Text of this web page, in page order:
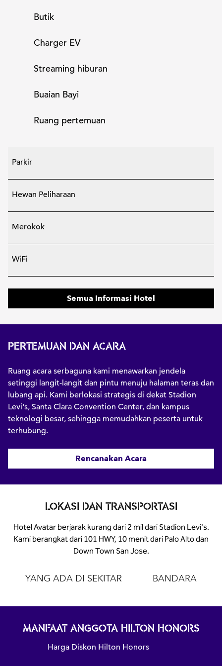
Butik
Charger EV
Streaming hiburan
Buaian Bayi
Ruang pertemuan
Parkir
Hewan Peliharaan
Merokok
WiFi
Semua Informasi Hotel
PERTEMUAN DAN ACARA
Ruang acara serbaguna kami menawarkan jendela
setinggi langit-langit dan pintu menuju halaman teras dan
lubang api. Kami berlokasi strategis di dekat Stadion
Levi's, Santa Clara Convention Center, dan kampus
teknologi besar, sehingga memudahkan peserta untuk
terhubung.
Rencanakan Acara
LOKASI DAN TRANSPORTASI
Hotel Avatar berjarak kurang dari 2 mil dari Stadion Levi's.
Kami berangkat dari 101 HWY, 10 menit dari Palo Alto dan
Down Town San Jose.
YANG ADA DI SEKITAR BANDARA
MANFAAT ANGGOTA HILTON HONORS
Harga Diskon Hilton Honors